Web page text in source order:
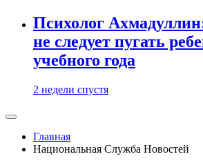
Психолог
не следует пугать
учебного года
2 недели спустя
Главная
Национальная Служба Новостей